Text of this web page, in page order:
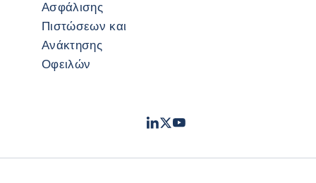
Ασφάλισης
Πιστώσεων και
Ανάκτησης
Οφειλών
LinkedIn
TwitterYoutube